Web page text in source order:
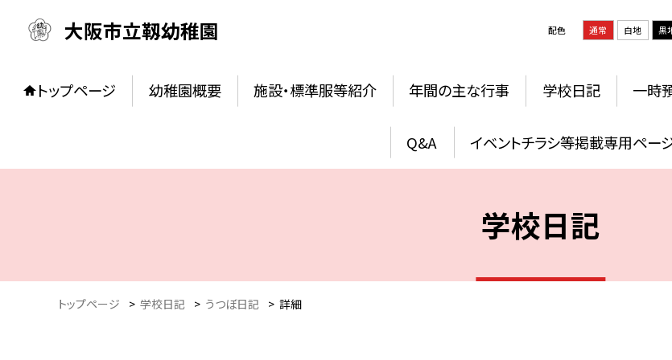
大阪市立靱幼稚園 配色 通常 白地 黒
トップページ 幼稚園概要 施設・標準服等紹介 年間の主な行事 学校日記 一時
Q&A イベントチラシ等掲載専用ペー
学校日記
トップページ > 学校日記 > うつぼ日記 > 詳細